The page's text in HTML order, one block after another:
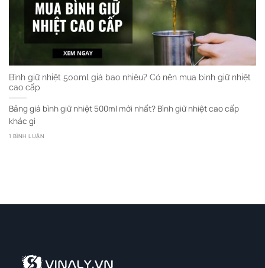
Bình giữ nhiệt 500ml giá bao nhiêu? Có nên mua bình giữ nhiệt
cao cấp
Bảng giá bình giữ nhiệt 500ml mới nhất? Bình giữ nhiệt cao cấp
khác gì
1 BÌNH LUẬN